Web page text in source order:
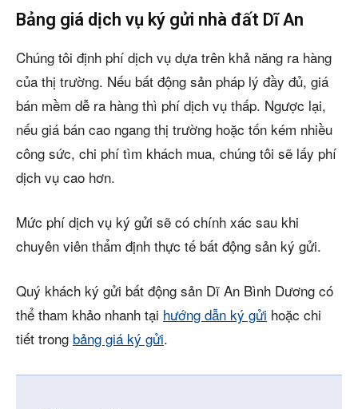
Bảng giá dịch vụ ký gửi nhà đất Dĩ An
Chúng tôi định phí dịch vụ dựa trên khả năng ra hàng
của thị trường. Nếu bất động sản pháp lý đầy đủ, giá
bán mềm dễ ra hàng thì phí dịch vụ thấp. Ngược lại,
nếu giá bán cao ngang thị trường hoặc tốn kém nhiều
công sức, chi phí tìm khách mua, chúng tôi sẽ lấy phí
dịch vụ cao hơn.
Mức phí dịch vụ ký gửi sẽ có chính xác sau khi
chuyên viên thẩm định thực tế bất động sản ký gửi.
Quý khách ký gửi bất động sản Dĩ An Bình Dương có
thể tham khảo nhanh tại hướng dẫn ký gửi hoặc chi
tiết trong bảng giá ký gửi.